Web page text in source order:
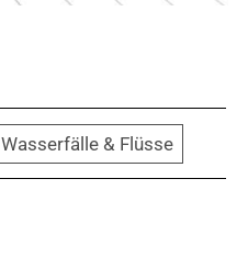
Wasserfälle & Flüsse